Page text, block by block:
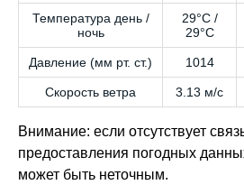
Температура день /
ночь
29°C /
29°C
Давление (мм рт. ст.) 1014
Скорость ветра 3.13 м/с
Внимание: если отсутствует
предоставления погодных
может быть неточным.